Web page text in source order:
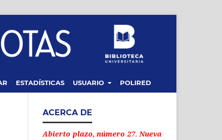
ESTADÍSTICAS USUARIO POLIRED
ACERCA DE
Abierto plazo, número 27. Nueva